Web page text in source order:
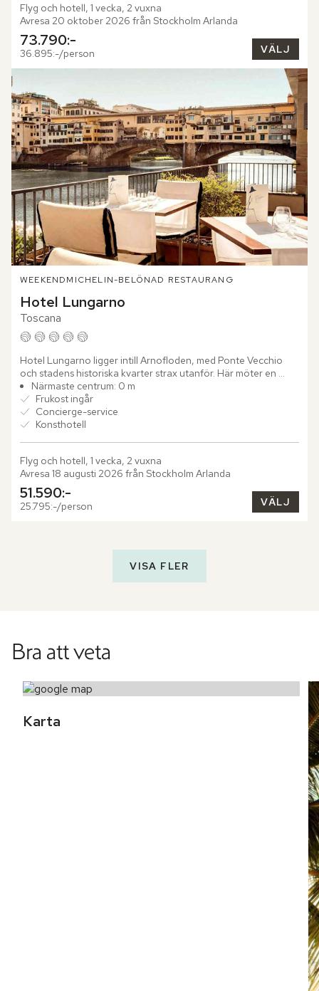
Flyg och hotell, 1 vecka, 2 vuxna
Avresa 20 oktober 2026 från Stockholm Arlanda
73.790:-
36.895:-/person VÄLJ
WEEKENDMICHELIN-BELÖNAD RESTAURANG
Hotel Lungarno
Toscana
Hotel Lungarno ligger intill Arnofloden, med Ponte Vecchio
och stadens historiska kvarter strax utanför. Här möter en
avslappnad färgpalett i blått, vitt och brunt en omfattande...
Närmaste centrum: 0 m
Frukost ingår
Concierge-service
Konsthotell
Flyg och hotell, 1 vecka, 2 vuxna
Avresa 18 augusti 2026 från Stockholm Arlanda
51.590:-
25.795:-/person VÄLJ
VISA FLER
Bra att veta